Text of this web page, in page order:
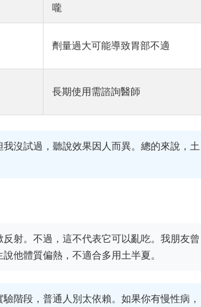
嚨
劑量過大可能導致胃部不適
長期使用需諮詢醫師
沒試過，聽說效果因人而異。總的來說，土
射。不過，這不代表它可以亂吃。我朋友曾
他體質偏熱，不適合多用土半夏。
階段，普通人別太依賴。如果你有慢性病，